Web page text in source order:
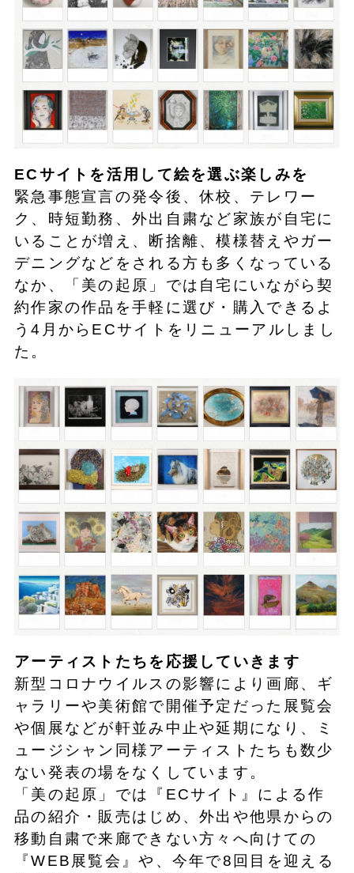
ECサイトを活用して絵を選ぶ楽しみを
緊急事態宣言の発令後、休校、テレワー
ク、時短勤務、外出自粛など家族が自宅に
いることが増え、断捨離、模様替えやガー
デニングなどをされる方も多くなっている
なか、「美の起原」では自宅にいながら契
約作家の作品を手軽に選び・購入できるよ
う4月からECサイトをリニューアルしまし
た。
アーティストたちを応援していきます
新型コロナウイルスの影響により画廊、ギ
ャラリーや美術館で開催予定だった展覧会
や個展などが軒並み中止や延期になり、ミ
ュージシャン同様アーティストたちも数少
ない発表の場をなくしています。
「美の起原」では『ECサイト』による作
品の紹介・販売はじめ、外出や他県からの
移動自粛で来廊できない方々へ向けての
『WEB展覧会』や、今年で8回目を迎える